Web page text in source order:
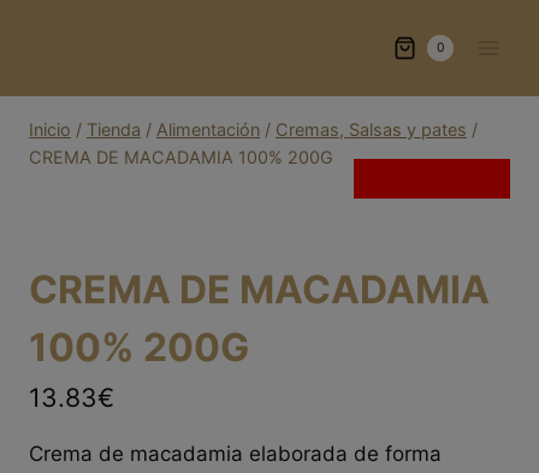
0
Inicio / Tienda / Alimentación / Cremas, Salsas y pates /
CREMA DE MACADAMIA 100% 200G
CREMA DE MACADAMIA
100% 200G
13.83€
Crema de macadamia elaborada de forma